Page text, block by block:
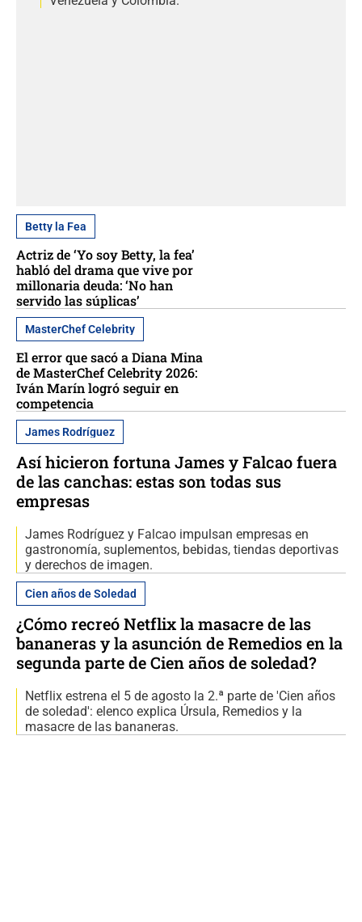
Betty la Fea
Actriz de ‘Yo soy Betty, la fea’
habló del drama que vive por
millonaria deuda: ‘No han
servido las súplicas’
MasterChef Celebrity
El error que sacó a Diana Mina
de MasterChef Celebrity 2026:
Iván Marín logró seguir en
competencia
James Rodríguez
Así hicieron fortuna James y Falcao fuera
de las canchas: estas son todas sus
empresas
James Rodríguez y Falcao impulsan empresas en
gastronomía, suplementos, bebidas, tiendas deportivas
y derechos de imagen.
Cien años de Soledad
¿Cómo recreó Netflix la masacre de las
bananeras y la asunción de Remedios en la
segunda parte de Cien años de soledad?
Netflix estrena el 5 de agosto la 2.ª parte de 'Cien años
de soledad': elenco explica Úrsula, Remedios y la
masacre de las bananeras.